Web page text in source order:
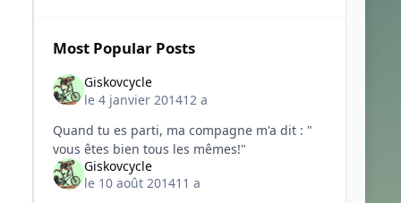
Most Popular Posts
Giskovcycle
le 4 janvier 201412 a
Quand tu es parti, ma compagne m'a dit : "
vous êtes bien tous les mêmes!"
Giskovcycle
le 10 août 201411 a